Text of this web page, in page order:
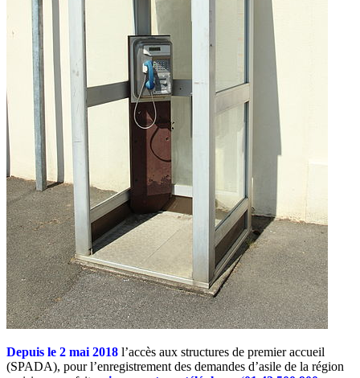
Depuis le 2 mai 2018 l’accès aux structures de premier accueil
(SPADA), pour l’enregistrement des demandes d’asile de la région